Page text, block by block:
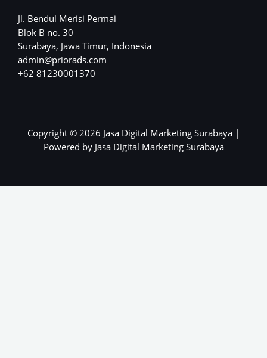
Jl. Bendul Merisi Permai
Blok B no. 30
Surabaya, Jawa Timur, Indonesia
admin@priorads.com
+62 81230001370
Copyright © 2026 Jasa Digital Marketing Surabaya |
Powered by Jasa Digital Marketing Surabaya